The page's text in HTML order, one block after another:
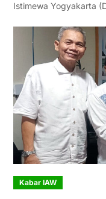
Istimewa Yogyakarta
Kabar IAW